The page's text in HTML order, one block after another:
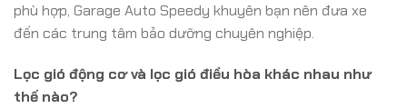
phù hợp, Garage Auto Speedy khuyên bạn nên đưa xe
đến các trung tâm bảo dưỡng chuyên nghiệp.
Lọc gió động cơ và lọc gió điều hòa khác nhau như
thế nào?